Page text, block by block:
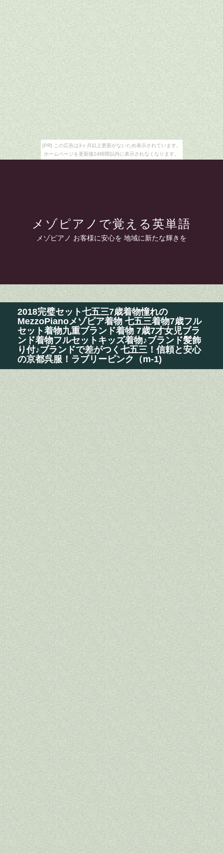
[PR] この広告は3ヶ月以上更新がないため表示されています。
ホームページを更新後24時間以内に表示されなくなります。
メゾピアノで覚える英単語
メゾピアノ お客様に安心を 地域に新たな輝きを
2018完璧セット七五三7歳着物憧れの
MezzoPianoメゾピア着物 七五三着物7歳フル
セット着物九重ブランド着物 7歳7才女児ブラ
ンド着物フルセットキッズ着物♪ブランド髪飾
り付♪ブランドで差がつく七五三！信頼と安心
の京都呉服！ラブリーピンク（m-1)